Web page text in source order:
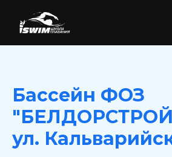
Бассейн ФОЗ
ул.